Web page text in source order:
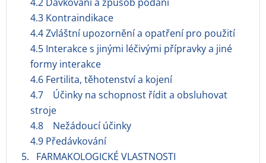
4.3 Kontraindikace
4.4 Zvláštní upozornění a opatření pro použití
4.5 Interakce s jinými léčivými přípravky a jiné
formy interakce
4.6 Fertilita, těhotenství a kojení
4.7 Účinky na schopnost řídit a obsluhovat
stroje
4.8 Nežádoucí účinky
4.9 Předávkování
5. FARMAKOLOGICKÉ VLASTNOSTI